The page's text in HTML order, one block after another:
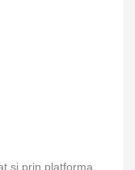
și prin platforma